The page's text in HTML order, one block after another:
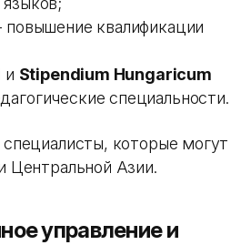
квалификации
и Stipendium Hungaricum
специальности.
которые могут
Центральной Азии.
управление и